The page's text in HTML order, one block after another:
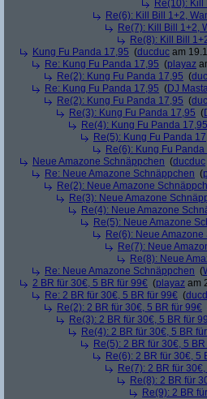
Re(10): Kill
Re(6): Kill Bill 1+2,
Re(7): Kill Bill 1+2,
Re(8): Kill Bill
Kung Fu Panda 17,95 (ducduc am
Re: Kung Fu Panda 17,95 (playaz
Re(2): Kung Fu Panda 17,95 (
Re: Kung Fu Panda 17,95 (DJ
Re(2): Kung Fu Panda 17,95 (
Re(3): Kung Fu Panda 17,95 (
Re(4): Kung Fu Panda 17,95
Re(5): Kung Fu Panda
Re(6): Kung Fu Panda
Neue Amazone Schnäppchen (ducduc
Re: Neue Amazone Schnäppchen (
Re(2): Neue Amazone
Re(3): Neue Amazone
Re(4): Neue Amazone
Re(5): Neue Amazone
Re(6): Neue
Re(7): Neue
Re(8): Neue
Re: Neue Amazone Schnäppchen (
2 BR für 30€, 5 BR für 99€ (playaz am
Re: 2 BR für 30€, 5 BR für 99€ (
Re(2): 2 BR für 30€, 5 BR für 99€
Re(3): 2 BR für 30€, 5 BR für
Re(4): 2 BR für 30€, 5 BR
Re(5): 2 BR für 30€, 5
Re(6): 2 BR für 30€, 5
Re(7): 2 BR für
Re(8): 2 BR für
Re(9): 2 BR